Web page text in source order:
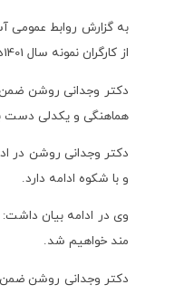
به گزارش روابط عمومی
از کارگران نمونه سال 1401در سالن آمفی تئاتر آسایشگاه برگزار گردید.
دکتر وجدانی روشن ضمن
هماهنگی و یکدلی دست
دکتر وجدانی روشن در
و با شکوه ادامه دارد.
وی در ادامه بیان
مند خواهیم شد.